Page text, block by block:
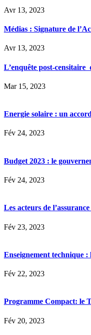
Avr 13, 2023
Médias : Signature de
Avr 13, 2023
L’enquête post-censitaire
Mar 15, 2023
Energie solaire : un
Fév 24, 2023
Budget 2023 : le
Fév 24, 2023
Les acteurs de
Fév 23, 2023
Enseignement technique :
Fév 22, 2023
Programme Compact: le
Fév 20, 2023